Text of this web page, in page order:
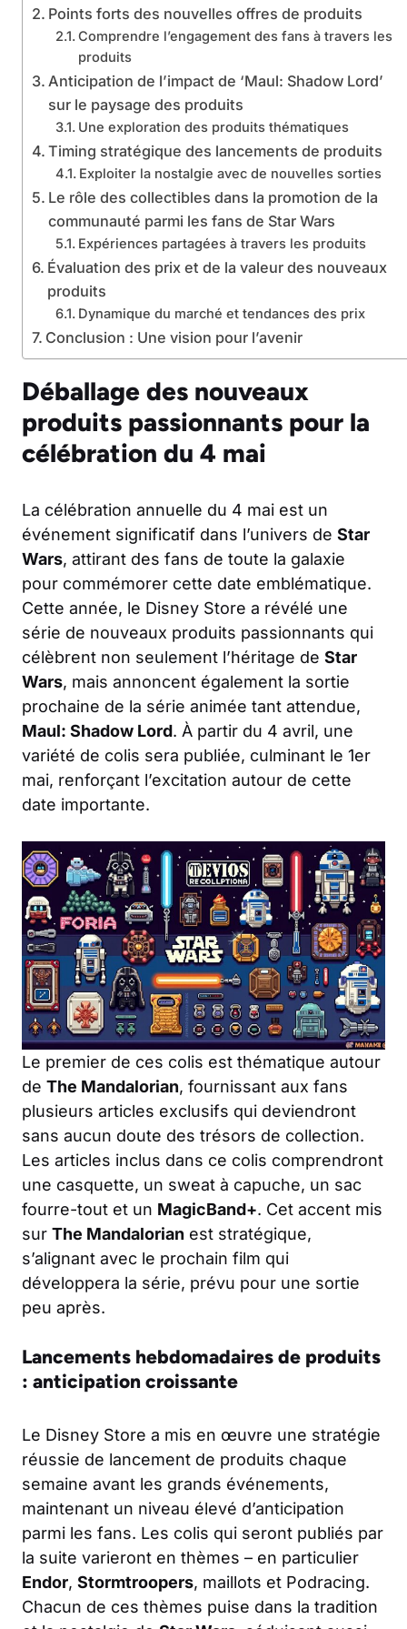
Points forts des nouvelles offres de produits
Comprendre l’engagement des fans à travers les
produits
Anticipation de l’impact de ‘Maul: Shadow Lord’
sur le paysage des produits
Une exploration des produits thématiques
Timing stratégique des lancements de produits
Exploiter la nostalgie avec de nouvelles sorties
Le rôle des collectibles dans la promotion de la
communauté parmi les fans de Star Wars
Expériences partagées à travers les produits
Évaluation des prix et de la valeur des nouveaux
produits
Dynamique du marché et tendances des prix
Conclusion : Une vision pour l’avenir
Déballage des nouveaux
produits passionnants pour la
célébration du 4 mai
La célébration annuelle du 4 mai est un
événement significatif dans l’univers de Star
Wars, attirant des fans de toute la galaxie
pour commémorer cette date emblématique.
Cette année, le Disney Store a révélé une
série de nouveaux produits passionnants qui
célèbrent non seulement l’héritage de Star
Wars, mais annoncent également la sortie
prochaine de la série animée tant attendue,
Maul: Shadow Lord. À partir du 4 avril, une
variété de colis sera publiée, culminant le 1er
mai, renforçant l’excitation autour de cette
date importante.
Le premier de ces colis est thématique autour
de The Mandalorian, fournissant aux fans
plusieurs articles exclusifs qui deviendront
sans aucun doute des trésors de collection.
Les articles inclus dans ce colis comprendront
une casquette, un sweat à capuche, un sac
fourre-tout et un MagicBand+. Cet accent mis
sur The Mandalorian est stratégique,
s’alignant avec le prochain film qui
développera la série, prévu pour une sortie
peu après.
Lancements hebdomadaires de produits
: anticipation croissante
Le Disney Store a mis en œuvre une stratégie
réussie de lancement de produits chaque
semaine avant les grands événements,
maintenant un niveau élevé d’anticipation
parmi les fans. Les colis qui seront publiés par
la suite varieront en thèmes – en particulier
Endor, Stormtroopers, maillots et Podracing.
Chacun de ces thèmes puise dans la tradition